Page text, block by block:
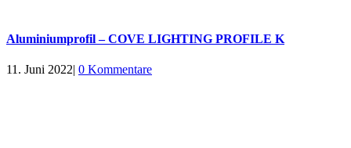
Aluminiumprofil – COVE LIGHTING PROFILE K
11. Juni 2022| 0 Kommentare